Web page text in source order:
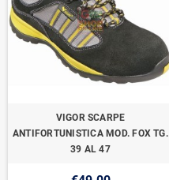
VIGOR SCARPE
ANTIFORTUNISTICA MOD. FOX TG.
39 AL 47